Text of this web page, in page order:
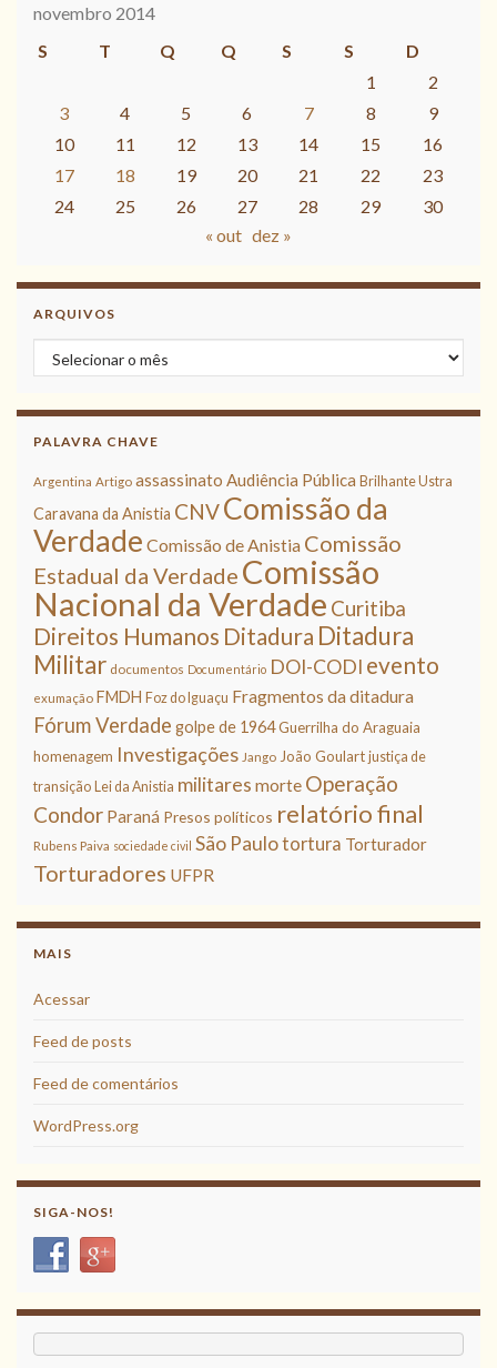
novembro 2014
S
T Q Q S S
D
1
2
3
4 5 6 7 8
9
10
11 12 13 14 15
16
17
18 19 20 21 22
23
24
25 26 27 28 29
30
« out dez »
ARQUIVOS
Arquivos
PALAVRA CHAVE
Argentina Artigo assassinato Audiência Pública Brilhante Ustra
Caravana da Anistia CNVComissão da
Verdade Comissão de Anistia Comissão
Estadual da Verdade Comissão
Nacional da Verdade Curitiba
Direitos Humanos Ditadura Ditadura
Militar documentos Documentário DOI-CODI evento
exumação FMDH Foz do Iguaçu Fragmentos da ditadura
Fórum Verdade golpe de 1964Guerrilha do Araguaia
homenagem Investigações Jango João Goulart justiça de
transição
Lei da Anistia militares morte Operação
Condor Paraná Presos políticos relatório final
Rubens Paiva sociedade civil São Paulotortura Torturador
Torturadores UFPR
MAIS
Acessar
Feed de posts
Feed de comentários
WordPress.org
SIGA-NOS!